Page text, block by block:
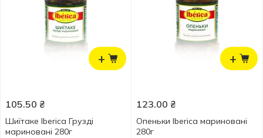
+
105.50 ₴
Шиїтаке Iberica Грузді
мариновані 280г
+
123.00 ₴
Опеньки Iberica мариновані
280г